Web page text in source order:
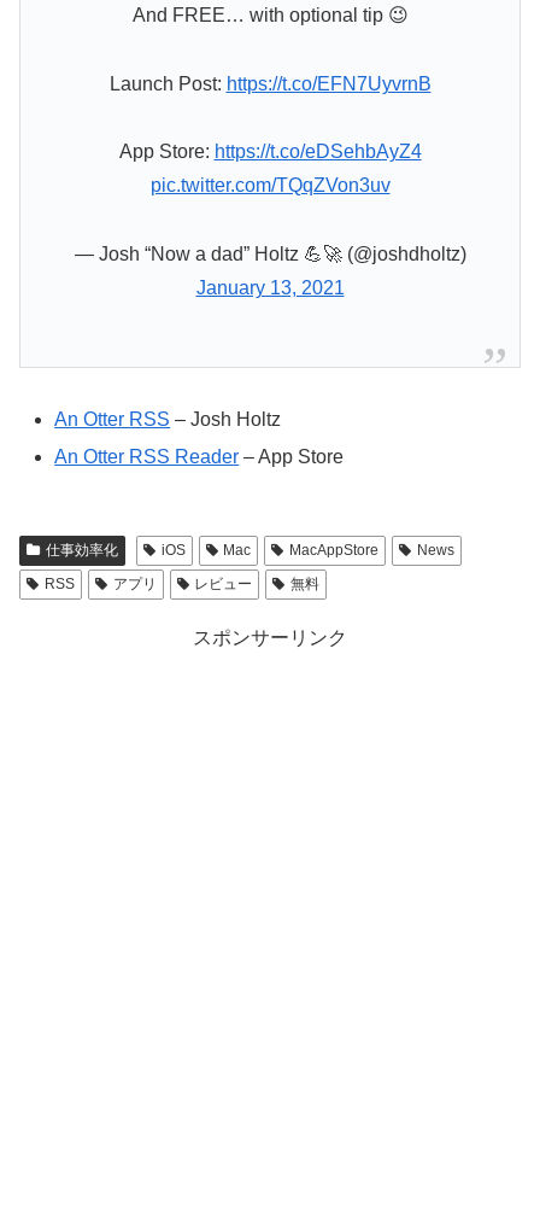
And FREE… with optional tip 😉
Launch Post: https://t.co/EFN7UyvrnB
App Store: https://t.co/eDSehbAyZ4
pic.twitter.com/TQqZVon3uv
— Josh “Now a dad” Holtz 💪🚀 (@joshdholtz)
January 13, 2021
An Otter RSS – Josh Holtz
An Otter RSS Reader – App Store
仕事効率化 iOS Mac MacAppStore
News
RSS
アプリ レビュー 無料
スポンサーリンク